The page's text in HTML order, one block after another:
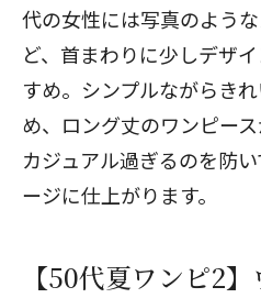
代の女性には写真のよう
ど、首まわりに少しデザ
すめ。シンプルながらき
め、ロング丈のワンピース
カジュアル過ぎるのを防
ージに仕上がります。
【50代夏ワンピ2